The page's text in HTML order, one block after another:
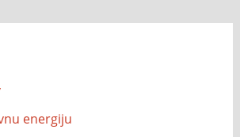
energiju